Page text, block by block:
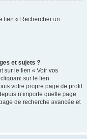
lien « Rechercher un
et sujets ?
sur le lien « Voir vos
sur le lien
votre propre page de profil
n’importe quelle page
de recherche avancée et